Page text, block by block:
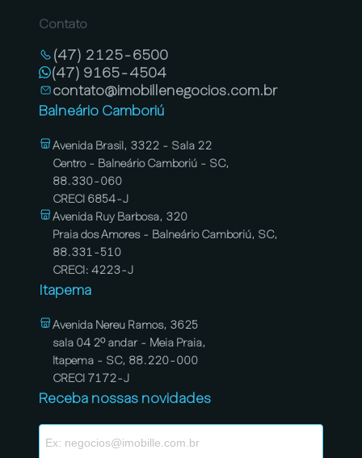
Contato
(47) 2125-6500
(47) 9165-4504
contato@imobillenegocios.com.br
Balneário Camboriú
Avenida Brasil, 3322 - Sala 22
Centro - Balneário Camboriú - SC,
88.330-060
CRECI 6854-J
Avenida Ruy Barbosa, 320
Praia dos Amores - Balneário Camboriú, SC,
88.331-510
CRECI: 4223-J
Itapema
Avenida Nereu Ramos, 3625
sala 04 2º andar - Meia Praia,
Itapema - SC, 88.220-000
CRECI 7172-J
Receba nossas novidades